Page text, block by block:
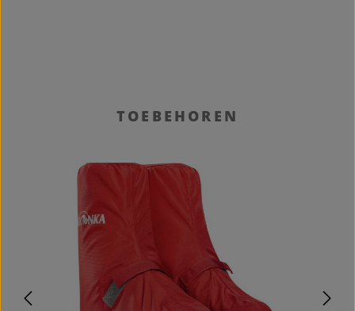
Productgalerij overslaanTOEBEHOREN